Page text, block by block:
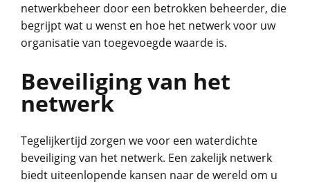
netwerkbeheer door een betrokken beheerder, die
begrijpt wat u wenst en hoe het netwerk voor uw
organisatie van toegevoegde waarde is.
Beveiliging van het
netwerk
Tegelijkertijd zorgen we voor een waterdichte
beveiliging van het netwerk. Een zakelijk netwerk
biedt uiteenlopende kansen naar de wereld om u